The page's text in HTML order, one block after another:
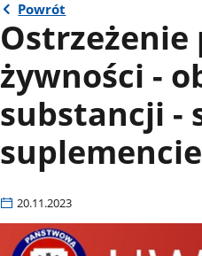
Powrót
żywności -
substancji -
20.11.2023